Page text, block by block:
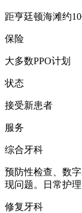
距亨廷顿海滩约
保险
大多数PPO计划
状态
接受新患者
服务
综合牙科
预防性检查、数
现问题。日常护
修复牙科